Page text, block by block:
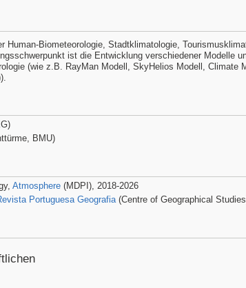
Human-Biometeorologie, Stadtklimatologie,
ist die Entwicklung verschiedener Modelle
(wie z.B. RayMan Modell, SkyHelios Modell, Climate
BMU)
Atmosphere (MDPI), 2018-2026
Portuguesa Geografia(Centre of Geographical